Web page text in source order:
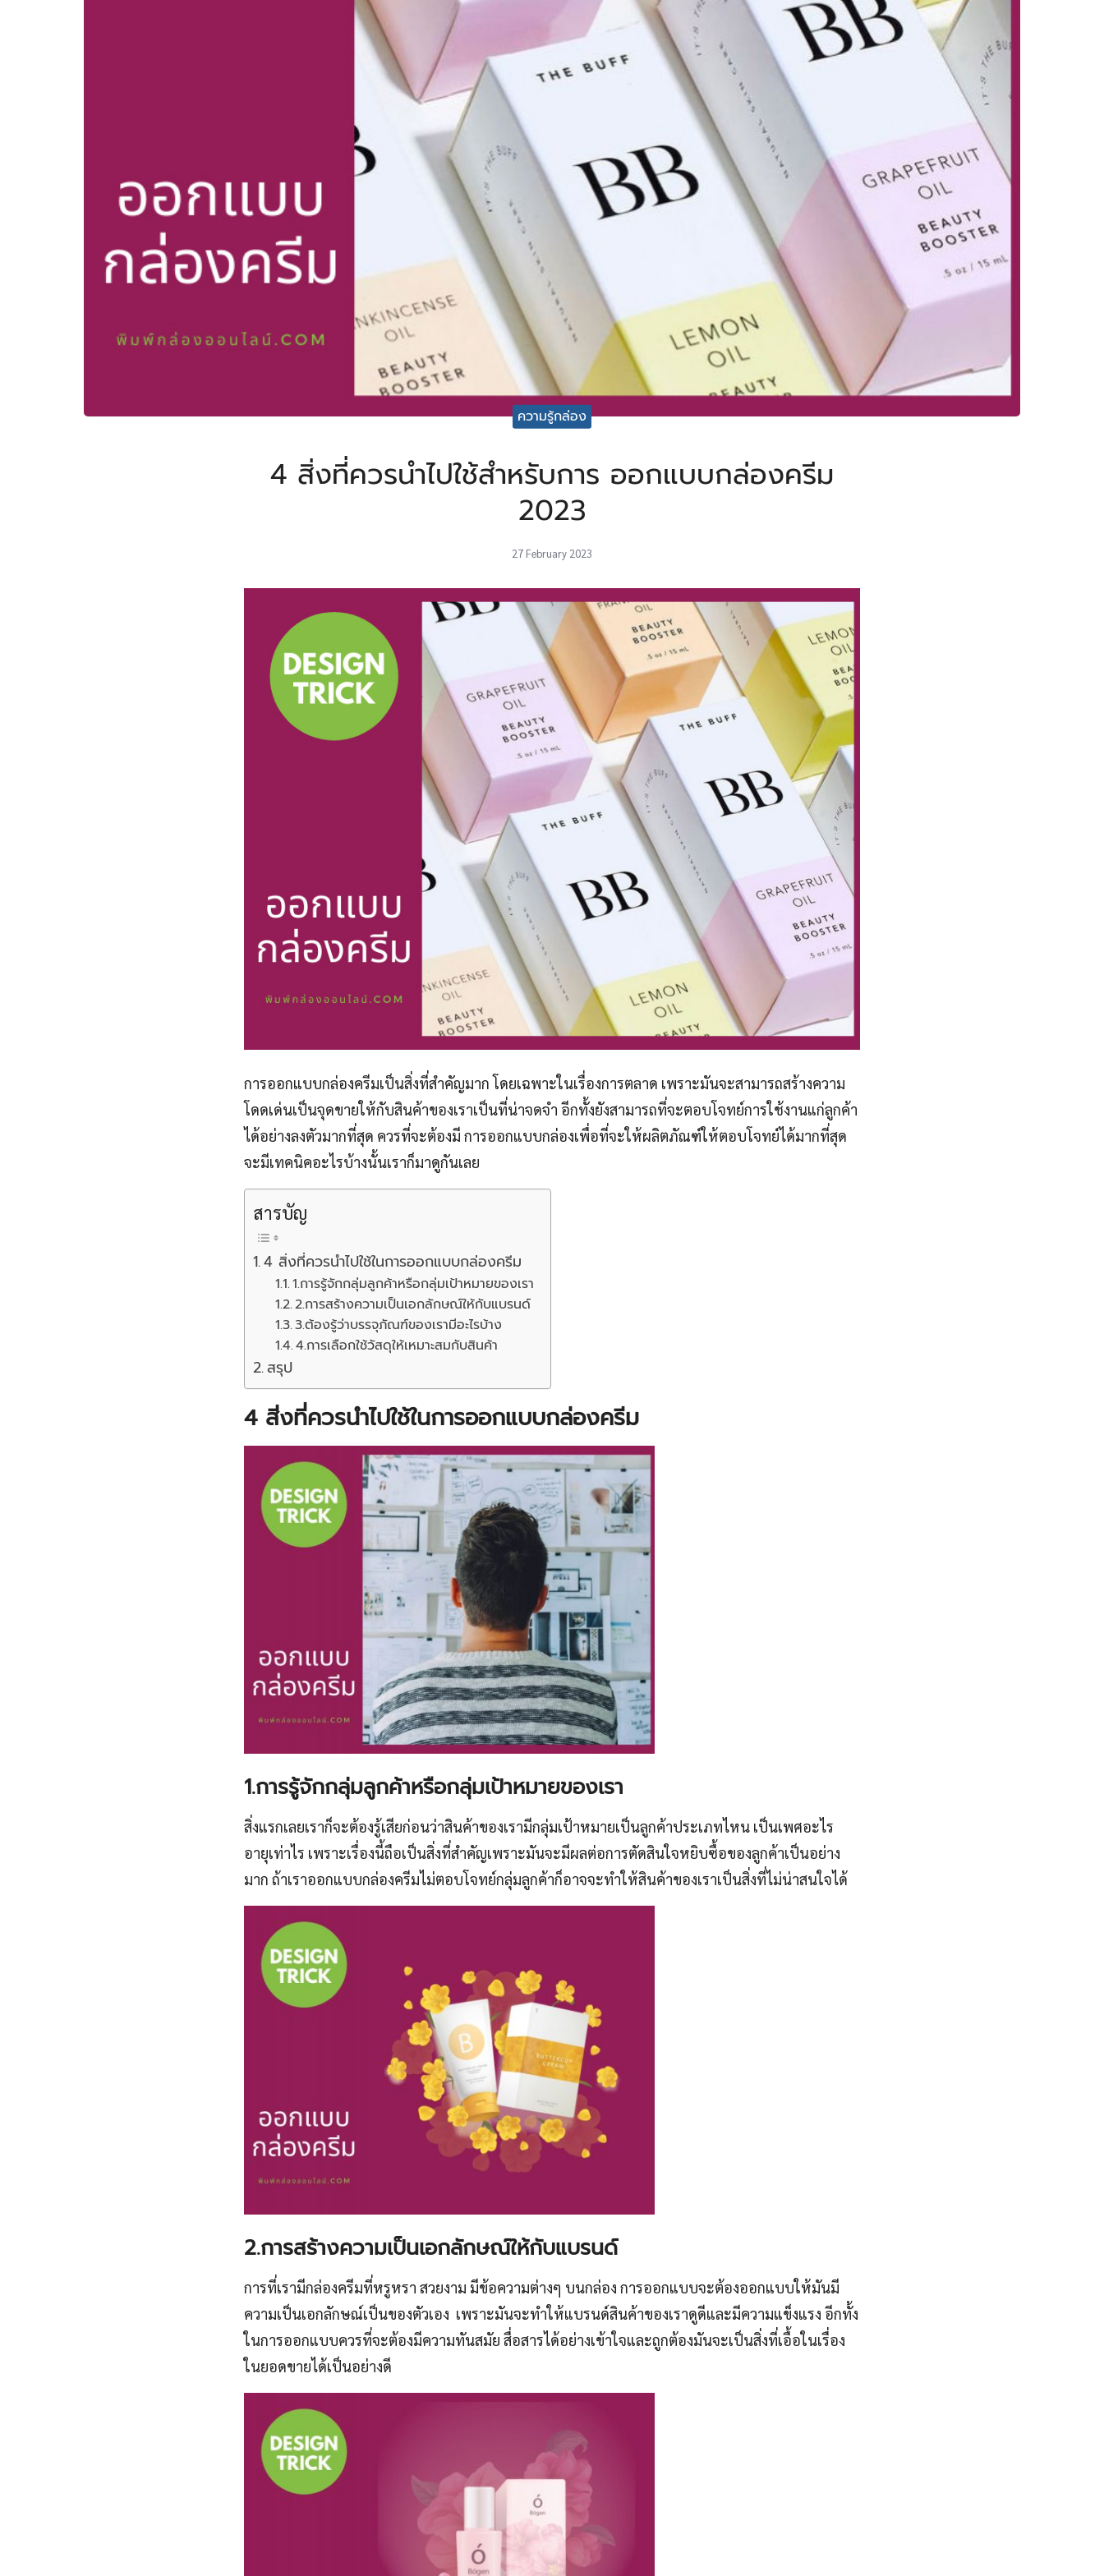
ความรู้กล่อง
4 สิ่งที่ควรนำไปใช้สำหรับการ ออกแบบกล่องครีม
2023
27 February 2023
การออกแบบกล่องครีมเป็นสิ่งที่สำคัญมาก โดยเฉพาะในเรื่องการตลาด เพราะมันจะสามารถสร้างความ
โดดเด่นเป็นจุดขายให้กับสินค้าของเราเป็นที่น่าจดจำ อีกทั้งยังสามารถที่จะตอบโจทย์การใช้งานแก่ลูกค้า
ได้อย่างลงตัวมากที่สุด ควรที่จะต้องมี การออกแบบกล่องเพื่อที่จะให้ผลิตภัณฑ์ให้ตอบโจทย์ได้มากที่สุด
จะมีเทคนิคอะไรบ้างนั้นเราก็มาดูกันเลย
สารบัญ
4 สิ่งที่ควรนำไปใช้ในการออกแบบกล่องครีม
1.การรู้จักกลุ่มลูกค้าหรือกลุ่มเป้าหมายของเรา
2.การสร้างความเป็นเอกลักษณ์ให้กับแบรนด์
3.ต้องรู้ว่าบรรจุภัณฑ์ของเรามีอะไรบ้าง
4.การเลือกใช้วัสดุให้เหมาะสมกับสินค้า
สรุป
4 สิ่งที่ควรนำไปใช้ในการออกแบบกล่องครีม
1.การรู้จักกลุ่มลูกค้าหรือกลุ่มเป้าหมายของเรา
สิ่งแรกเลยเราก็จะต้องรู้เสียก่อนว่าสินค้าของเรามีกลุ่มเป้าหมายเป็นลูกค้าประเภทไหน เป็นเพศอะไร
อายุเท่าไร เพราะเรื่องนี้ถือเป็นสิ่งที่สำคัญเพราะมันจะมีผลต่อการตัดสินใจหยิบซื้อของลูกค้าเป็นอย่าง
มาก ถ้าเราออกแบบกล่องครีมไม่ตอบโจทย์กลุ่มลูกค้าก็อาจจะทำให้สินค้าของเราเป็นสิ่งที่ไม่น่าสนใจได้
2.การสร้างความเป็นเอกลักษณ์ให้กับแบรนด์
การที่เรามีกล่องครีมที่หรูหรา สวยงาม มีข้อความต่างๆ บนกล่อง การออกแบบจะต้องออกแบบให้มันมี
ความเป็นเอกลักษณ์เป็นของตัวเอง เพราะมันจะทำให้แบรนด์สินค้าของเราดูดีและมีความแข็งแรง อีกทั้ง
ในการออกแบบควรที่จะต้องมีความทันสมัย สื่อสารได้อย่างเข้าใจและถูกต้องมันจะเป็นสิ่งที่เอื้อในเรื่อง
ในยอดขายได้เป็นอย่างดี